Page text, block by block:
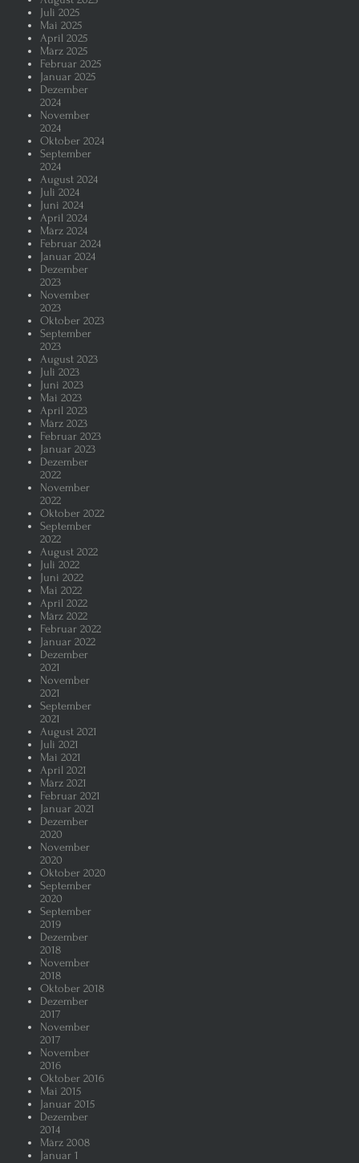
Juli 2025
Mai 2025
April 2025
März 2025
Februar 2025
Januar 2025
Dezember
2024
November
2024
Oktober 2024
September
2024
August 2024
Juli 2024
Juni 2024
April 2024
März 2024
Februar 2024
Januar 2024
Dezember
2023
November
2023
Oktober 2023
September
2023
August 2023
Juli 2023
Juni 2023
Mai 2023
April 2023
März 2023
Februar 2023
Januar 2023
Dezember
2022
November
2022
Oktober 2022
September
2022
August 2022
Juli 2022
Juni 2022
Mai 2022
April 2022
März 2022
Februar 2022
Januar 2022
Dezember
2021
November
2021
September
2021
August 2021
Juli 2021
Mai 2021
April 2021
März 2021
Februar 2021
Januar 2021
Dezember
2020
November
2020
Oktober 2020
September
2020
September
2019
Dezember
2018
November
2018
Oktober 2018
Dezember
2017
November
2017
November
2016
Oktober 2016
Mai 2015
Januar 2015
Dezember
2014
März 2008
Januar 1